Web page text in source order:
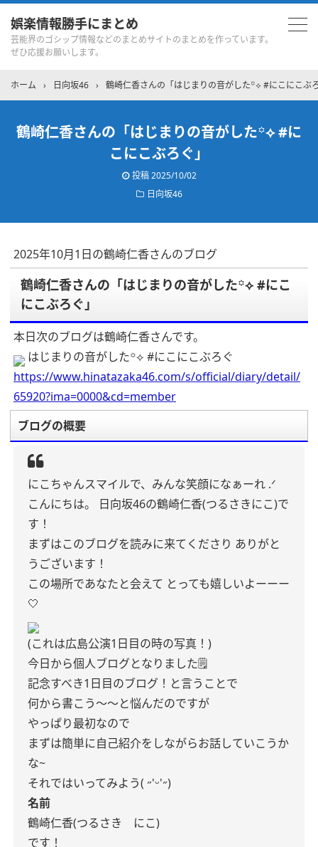
娯楽情報勝手にまとめ
芸能界のゴシップ情報などのまとめサイトのまとめを作っています。
ぜひ応援お願いします。
ホーム › 日向坂46 › 鶴崎仁香さんの「はじまりの音がした‎꙳⟡ #にこにこぶ
鶴崎仁香さんの「はじまりの音がした‎꙳⟡ #に
こにこぶろぐ」
投稿2025/10/02
日向坂46
2025年10月1日の鶴崎仁香さんのブログ
鶴崎仁香さんの「はじまりの音がした‎꙳⟡ #にこ
にこぶろぐ」
本日次のブログは鶴崎仁香さんです。
はじまりの音がした‎꙳⟡ #にこにこぶろぐ
https://www.hinatazaka46.com/s/official/diary/detail/
65920?ima=0000&cd=member
ブログの概要
にこちゃんスマイルで、みんな笑顔になぁーれ .ᐟ
こんにちは。
日向坂46の鶴崎仁香(つるさきにこ)で
す！
まずはこのブログを読みに来てくださり ありがと
うございます！
この場所であなたと会えて とっても嬉しいよーーー
🤍
(これは広島公演1日目の時の写真！)
今日から個人ブログとなりました🗒️
記念すべき1日目のブログ！と言うことで
何から書こう〜〜と悩んだのですが
やっぱり最初なので
まずは簡単に自己紹介をしながらお話していこうか
な~
それではいってみよう( ˶'ᵕ'˶)
名前
鶴崎仁香(つるさき にこ)
です！